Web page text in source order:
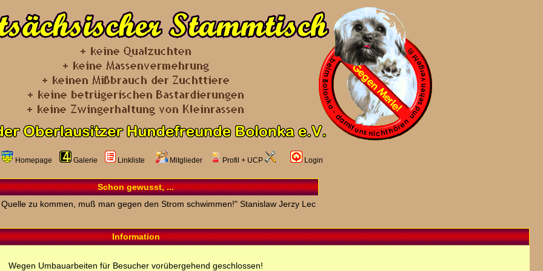
Homepage Galerie Linkliste Mitglieder Profil + UCP Login
Schon gewusst, ...
zu kommen, muß man gegen den Strom schwimmen!" Stanislaw Jerzy Lec
Information
Wegen Umbauarbeiten für Besucher vorübergehend geschlossen!